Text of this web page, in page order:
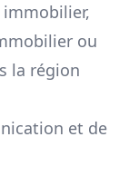
ou
la région
et de